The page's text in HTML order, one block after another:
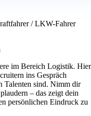
/ LKW-Fahrer
im Bereich Logistik. Hier
ins Gespräch
Talenten sind. Nimm dir
– das zeigt dein
persönlichen Eindruck zu